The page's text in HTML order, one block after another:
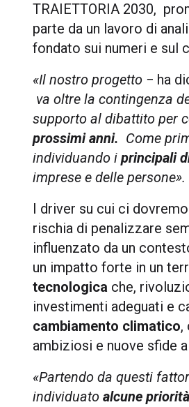
TRAIETTORIA 2030,
parte da un lavoro di
fondato sui numeri e sul
«Il nostro progetto − ha
va oltre la contingenza
supporto al dibattito per
prossimi anni. Come
individuando i principali
imprese e delle persone».
I driver su cui ci
rischia di penalizzare
influenzato da un
un impatto forte in un
tecnologica che,
investimenti adeguati e
cambiamento climatico,
ambiziosi e nuove sfide
«Partendo da questi
individuato alcune